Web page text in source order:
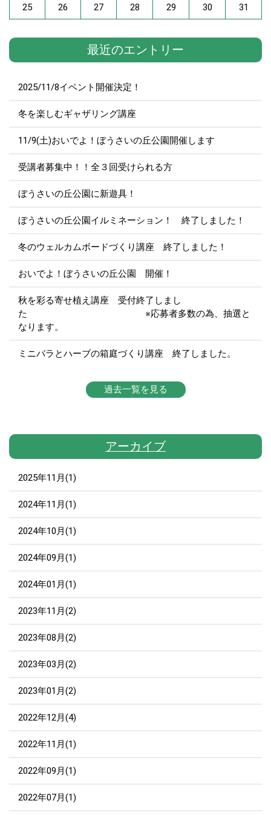
25 26 27 28 29 30 31
最近のエントリー
2025/11/8イベント開催決定！
冬を楽しむギャザリング講座
11/9(土)おいでよ！ぼうさいの丘公園開催します
受講者募集中！！全３回受けられる方
ぼうさいの丘公園に新遊具！
ぼうさいの丘公園イルミネーション！ 終了しました！
冬のウェルカムボードづくり講座 終了しました！
おいでよ！ぼうさいの丘公園 開催！
秋を彩る寄せ植え講座 受付終了しまし
た ※応募者多数の為、抽選と
なります。
ミニバラとハーブの箱庭づくり講座 終了しました。
過去一覧を見る
アーカイブ
2025年11月(1)
2024年11月(1)
2024年10月(1)
2024年09月(1)
2024年01月(1)
2023年11月(2)
2023年08月(2)
2023年03月(2)
2023年01月(2)
2022年12月(4)
2022年11月(1)
2022年09月(1)
2022年07月(1)